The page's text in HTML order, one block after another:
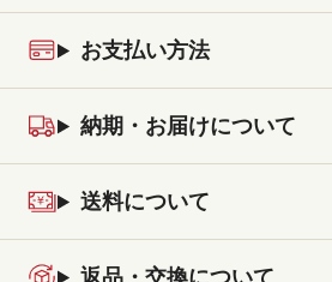
お支払い方法
納期・お届けについて
送料について